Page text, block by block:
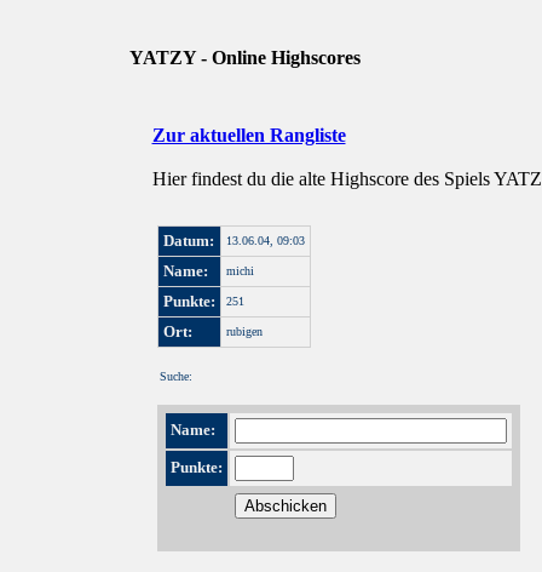
YATZY - Online Highscores
Zur aktuellen Rangliste
Hier findest du die alte Highscore des Spiels
Datum: 13.06.04, 09:03
Name: michi
Punkte: 251
Ort: rubigen
Suche:
Name:
Punkte: